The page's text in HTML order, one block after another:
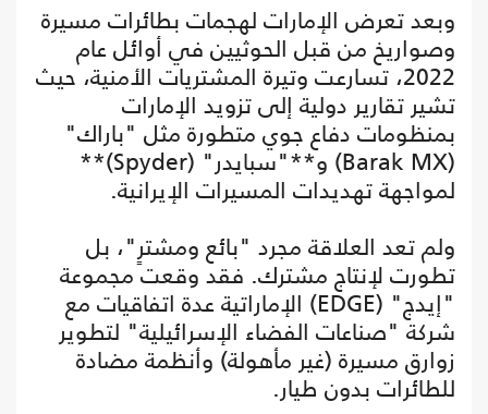
وبعد تعرض الإمارات لهجمات بطائرات مسيرة
وصواريخ من قبل الحوثيين في أوائل عام
2022، تسارعت وتيرة المشتريات الأمنية، حيث
تشير تقارير دولية إلى تزويد الإمارات
بمنظومات دفاع جوي متطورة مثل "باراك"
(Barak MX) و**"سبايدر" (Spyder)**
لمواجهة تهديدات المسيرات الإيرانية.
ولم تعد العلاقة مجرد "بائع ومشترٍ"، بل
تطورت لإنتاج مشترك. فقد وقعت مجموعة
"إيدج" (EDGE) الإماراتية عدة اتفاقيات مع
شركة "صناعات الفضاء الإسرائيلية" لتطوير
زوارق مسيرة (غير مأهولة) وأنظمة مضادة
للطائرات بدون طيار.